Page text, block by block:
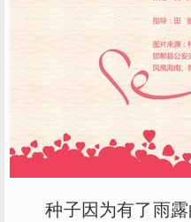
种子因为有了雨露